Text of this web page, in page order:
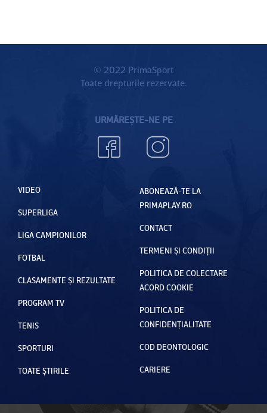
© 2022 PrimaSport
Toate drepturile rezervate.
URMĂREȘTE-NE PE
VIDEO
SUPERLIGA
LIGA CAMPIONILOR
FOTBAL
CLASAMENTE ȘI REZULTATE
PROGRAM TV
TENIS
SPORTURI
TOATE ȘTIRILE
ABONEAZĂ-TE LA
PRIMAPLAY.RO
CONTACT
TERMENI ȘI CONDIȚII
POLITICA DE COLECTARE
ACORD COOKIE
POLITICA DE
CONFIDENȚIALITATE
COD DEONTOLOGIC
CARIERE